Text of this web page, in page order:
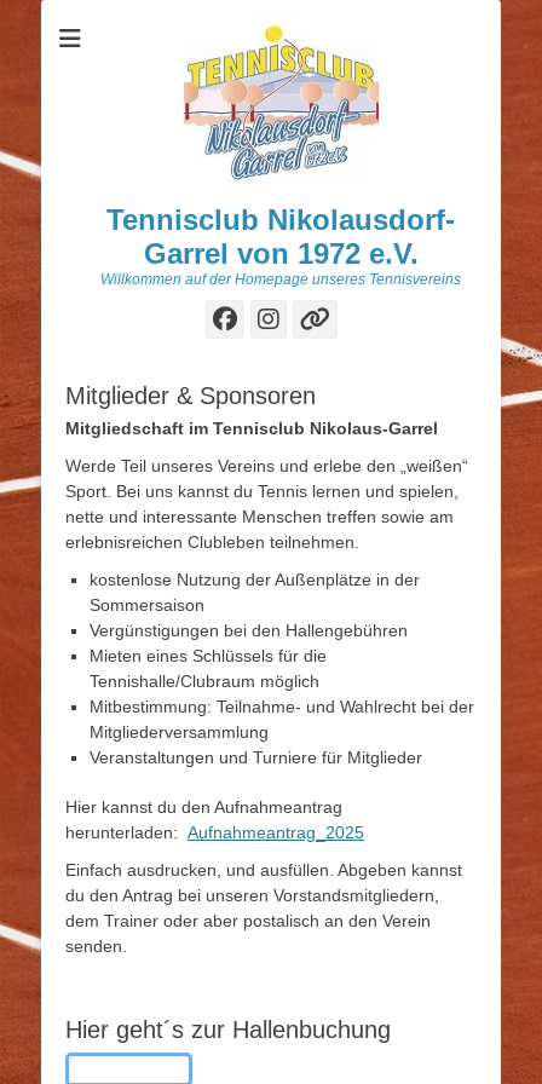
Tennisclub Nikolausdorf-
Garrel von 1972 e.V.
Willkommen auf der Homepage unseres Tennisvereins
Facebook
Instagram
Verknüpfung
Mitglieder & Sponsoren
Mitgliedschaft im Tennisclub Nikolaus-Garrel
Werde Teil unseres Vereins und erlebe den „weißen“
Sport. Bei uns kannst du Tennis lernen und spielen,
nette und interessante Menschen treffen sowie am
erlebnisreichen Clubleben teilnehmen.
kostenlose Nutzung der Außenplätze in der
Sommersaison
Vergünstigungen bei den Hallengebühren
Mieten eines Schlüssels für die
Tennishalle/Clubraum möglich
Mitbestimmung: Teilnahme- und Wahlrecht bei der
Mitgliederversammlung
Veranstaltungen und Turniere für Mitglieder
Hier kannst du den Aufnahmeantrag
herunterladen: Aufnahmeantrag_2025
Einfach ausdrucken, und ausfüllen. Abgeben kannst
du den Antrag bei unseren Vorstandsmitgliedern,
dem Trainer oder aber postalisch an den Verein
senden.
Hier geht´s zur Hallenbuchung